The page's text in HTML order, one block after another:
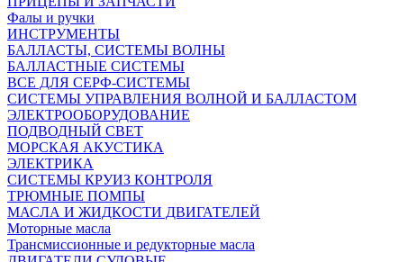
Фалы и ручки
ИНСТРУМЕНТЫ
БАЛЛАСТЫ, СИСТЕМЫ ВОЛНЫ
БАЛЛАСТНЫЕ СИСТЕМЫ
ВСЕ ДЛЯ СЕРФ-СИСТЕМЫ
СИСТЕМЫ УПРАВЛЕНИЯ ВОЛНОЙ И БАЛЛАСТОМ
ЭЛЕКТРООБОРУДОВАНИЕ
ПОДВОДНЫЙ СВЕТ
МОРСКАЯ АКУСТИКА
ЭЛЕКТРИКА
СИСТЕМЫ КРУИЗ КОНТРОЛЯ
ТРЮМНЫЕ ПОМПЫ
МАСЛА И ЖИДКОСТИ ДВИГАТЕЛЕЙ
Моторные масла
Трансмиссионные и редукторные масла